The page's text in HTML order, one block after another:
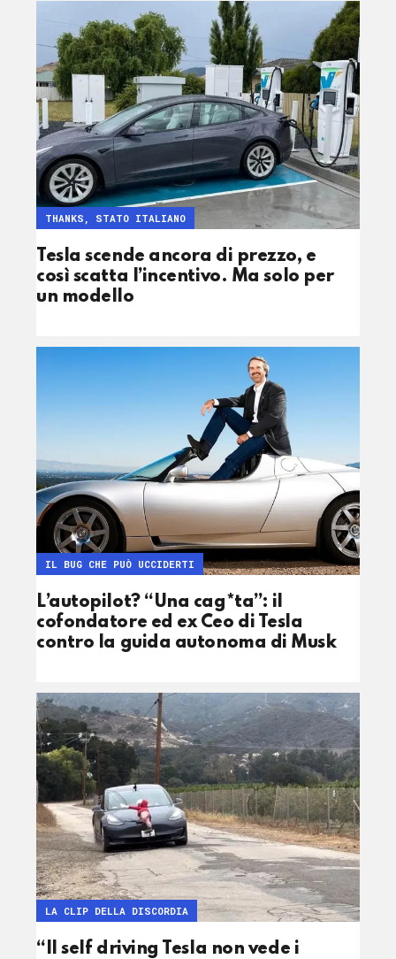
Tesla scende ancora di prezzo, e
così scatta l’incentivo. Ma solo per
un modello
THANKS, STATO ITALIANO
L’autopilot? “Una cag*ta”: il
cofondatore ed ex Ceo di Tesla
contro la guida autonoma di Musk
IL BUG CHE PUÒ UCCIDERTI
“Il self driving Tesla non vede i
LA CLIP DELLA DISCORDIA